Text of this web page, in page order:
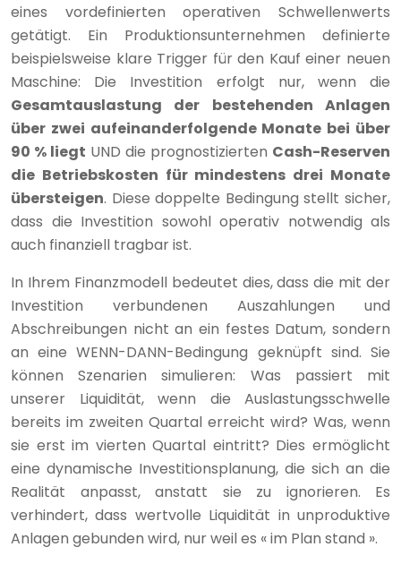
eines vordefinierten operativen Schwellenwerts
getätigt. Ein Produktionsunternehmen definierte
beispielsweise klare Trigger für den Kauf einer neuen
Maschine: Die Investition erfolgt nur, wenn die
Gesamtauslastung der bestehenden Anlagen
über zwei aufeinanderfolgende Monate bei über
90 % liegt UND die prognostizierten Cash-Reserven
die Betriebskosten für mindestens drei Monate
übersteigen. Diese doppelte Bedingung stellt sicher,
dass die Investition sowohl operativ notwendig als
auch finanziell tragbar ist.
In Ihrem Finanzmodell bedeutet dies, dass die mit der
Investition verbundenen Auszahlungen und
Abschreibungen nicht an ein festes Datum, sondern
an eine WENN-DANN-Bedingung geknüpft sind. Sie
können Szenarien simulieren: Was passiert mit
unserer Liquidität, wenn die Auslastungsschwelle
bereits im zweiten Quartal erreicht wird? Was, wenn
sie erst im vierten Quartal eintritt? Dies ermöglicht
eine dynamische Investitionsplanung, die sich an die
Realität anpasst, anstatt sie zu ignorieren. Es
verhindert, dass wertvolle Liquidität in unproduktive
Anlagen gebunden wird, nur weil es « im Plan stand ».